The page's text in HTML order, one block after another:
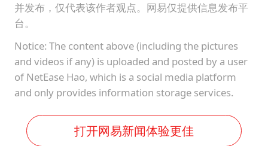
并发布，仅代表该作者观点。网易仅提供信息发布平
台。
Notice: The content above (including the pictures
and videos if any) is uploaded and posted by a user
of NetEase Hao, which is a social media platform
and only provides information storage services.
打开网易新闻体验更佳